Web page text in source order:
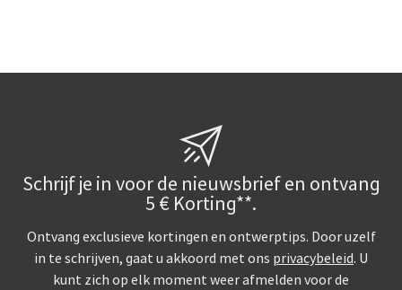
Schrijf je in voor de nieuwsbrief en ontvang
5 € Korting**.
Ontvang exclusieve kortingen en ontwerptips. Door uzelf
in te schrijven, gaat u akkoord met ons privacybeleid. U
kunt zich op elk moment weer afmelden voor de